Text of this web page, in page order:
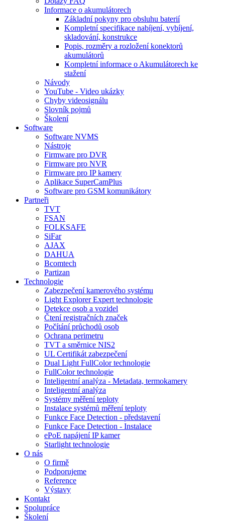
Informace o akumulátorech
Základní pokyny pro obsluhu baterií
Kompletní specifikace nabíjení, vybíjení,
skladování, konstrukce
Popis, rozměry a rozložení konektorů
akumulátorů
Kompletní informace o Akumulátorech ke
stažení
Návody
YouTube - Video ukázky
Chyby videosignálu
Slovník pojmů
Školení
Software
Software NVMS
Nástroje
Firmware pro DVR
Firmware pro NVR
Firmware pro IP kamery
Aplikace SuperCamPlus
Software pro GSM komunikátory
Partneři
TVT
FSAN
FOLKSAFE
SiFar
AJAX
DAHUA
Bcomtech
Partizan
Technologie
Zabezpečení kamerového systému
Light Explorer Expert technologie
Detekce osob a vozidel
Čtení registračních značek
Počítání průchodů osob
Ochrana perimetru
TVT a směrnice NIS2
UL Certifikát zabezpečení
Dual Light FullColor technologie
FullColor technologie
Inteligentní analýza - Metadata, termokamery
Inteligentní analýza
Systémy měření teploty
Instalace systémů měření teploty
Funkce Face Detection - představení
Funkce Face Detection - Instalace
ePoE napájení IP kamer
Starlight technologie
O nás
O firmě
Podporujeme
Reference
Výstavy
Kontakt
Spolupráce
Školení